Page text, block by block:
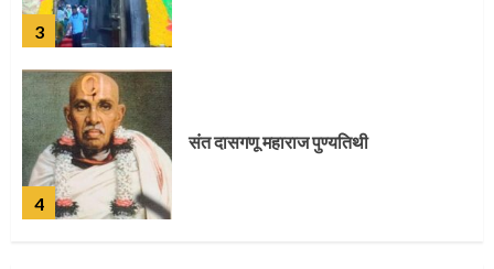
4
5
जवानाला मिळाला महापूजेचा मान